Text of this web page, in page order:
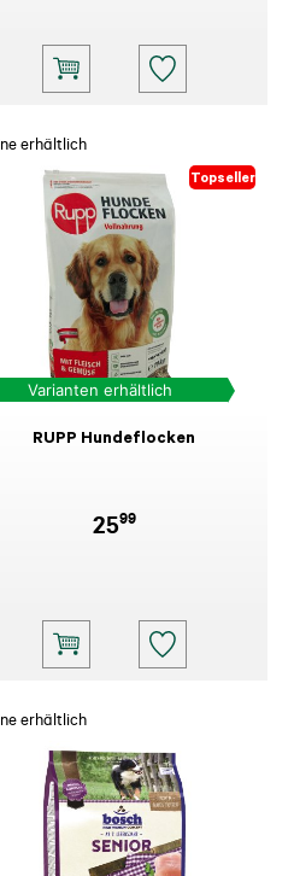
erhältlich
Topseller
Varianten erhältlich
RUPP Hundeflocken
2599
erhältlich